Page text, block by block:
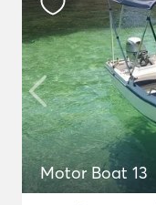
Motor Boat 13